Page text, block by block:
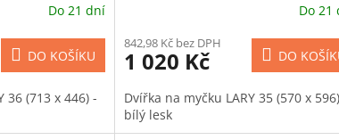
Do 21 dní
DO KOŠÍKU
36 (713 x 446) -
Do 21
842,98 Kč bez DPH
1 020 Kč DO
Dvířka na myčku LARY 35 (570 x
bílý lesk